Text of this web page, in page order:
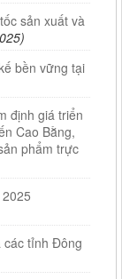
sản xuất và
bền vững tại
định giá triển
Cao Bằng,
phẩm trực
các tỉnh Đông